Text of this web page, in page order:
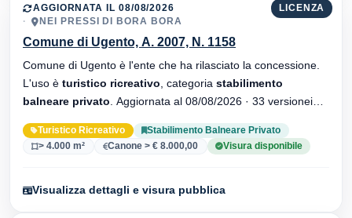
LICENZA
AGGIORNATA IL 08/08/2026
NEI PRESSI DI BORA BORA
Comune di Ugento, A. 2007, N. 1158
Comune di Ugento è l'ente che ha rilasciato la concessione.
L'uso è turistico ricreativo , categoria stabilimento
balneare privato
Turistico Ricreativo
Stabilimento Balneare Privato
> 4.000 m²
Canone > € 8.000,00 Visura disponibile
Visualizza dettagli e visura pubblica